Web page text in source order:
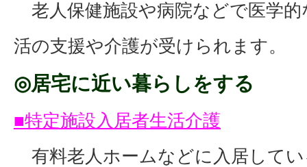
老人保健施設や病院などで医学的
活の支援や介護が受けられます。
◎居宅に近い暮らしをする
■特定施設入居者生活介護
有料老人ホームなどに入居して